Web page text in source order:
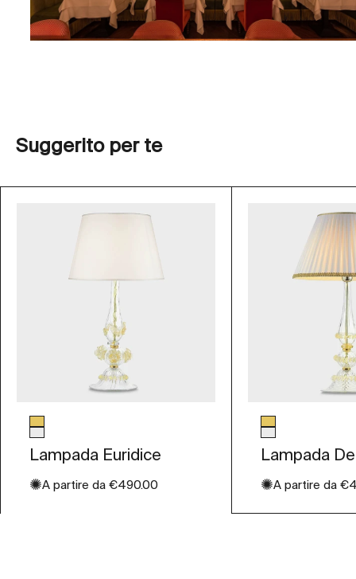
Suggerito per te
Colore vetro
Oro
Trasparente
Lampada Euridice
✺Prezzo scontato
A partire da €490.00
Colore vetro
Oro
Trasparente
Lampada
✺Prezzo
A partire da